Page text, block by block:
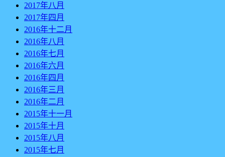
2017年八月
2017年四月
2016年十二月
2016年八月
2016年七月
2016年六月
2016年四月
2016年三月
2016年二月
2015年十一月
2015年十月
2015年八月
2015年七月